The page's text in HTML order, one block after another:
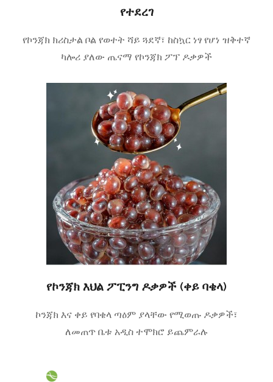
የተደረገ
የኮንጃክ ክሪስታል ቦል የወተት ሻይ ጓደኛ፣ ከስኳር ነፃ የሆነ ዝቅተኛ
ካሎሪ ያለው ጤናማ የኮንጃክ ፖፕ ዶቃዎች
የኮንጃክ እህል ፖፒንግ ዶቃዎች (ቀይ ባቄላ)
ኮንጃክ እና ቀይ የባቄላ ጣዕም ያላቸው የሚወጡ ዶቃዎች፣
ለመጠጥ ቤቱ አዲስ ተሞክሮ ይጨምራሉ